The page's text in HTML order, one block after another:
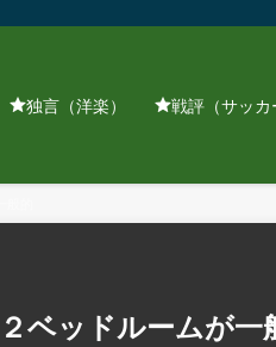
独言（洋楽） 戦評（サッカ
ベッドルームが一